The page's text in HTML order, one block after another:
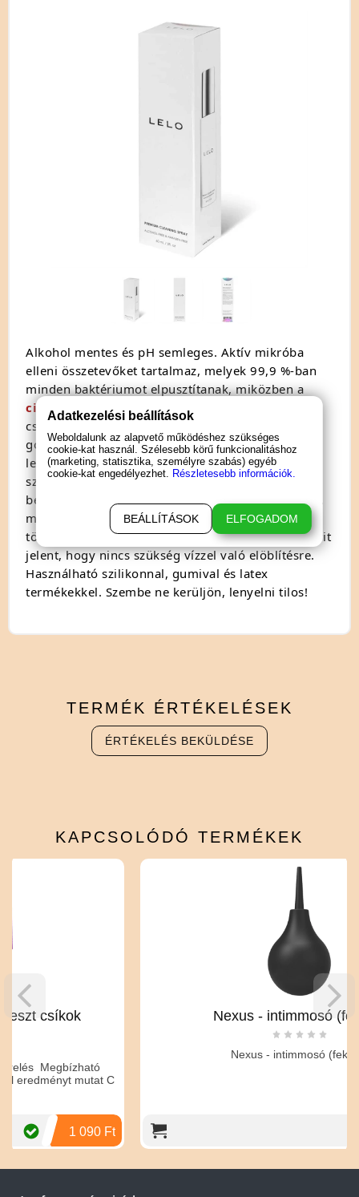
Alkohol mentes és pH semleges. Aktív mikróba
elleni összetevőket tartalmaz, melyek 99,9 %-ban
minden baktériumot elpusztítanak, miközben a
cinksó hozzáadásával az irritáció lehetőségét
csökkentik. Hozzáadott pH semleges vírus- és
gomba elleni tulajdonságai révén ez a spray a
legbiztonságosabb és leghatékonyabb választás a
szexuális eszközök tisztításához. Használata: fújja
be a termék felszínét, hagyja hatni 5 másodpercig,
majd törölje le egy len mentes kendővel vagy
törölközővel. A testre is biztonságos formula annyit
jelent, hogy nincs szükség vízzel való elöblítésre.
Használható szilikonnal, gumival és latex
termékekkel. Szembe ne kerüljön, lenyelni tilos!
TERMÉK ÉRTÉKELÉSEK
ÉRTÉKELÉS BEKÜLDÉSE
KAPCSOLÓDÓ TERMÉKEK
C
090 Ft
Nexus - intimmosó (fekete)
Nexus - intimmosó (fekete)
Adatkezelési beállítások
Weboldalunk az alapvető működéshez szükséges
cookie-kat használ. Szélesebb körű funkcionalitáshoz
(marketing, statisztika, személyre szabás) egyéb
cookie-kat engedélyezhet. Részletesebb információk.
BEÁLLÍTÁSOK ELFOGADOM